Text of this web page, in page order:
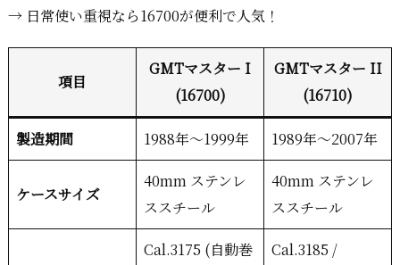
→ 日常使い重視なら16700が便利で人気！
項目
GMTマスター I
(16700)
GMTマスター II
(16710)
製造期間 1988年〜1999年 1989年〜2007年
ケースサイズ
40mm ステンレ
ススチール
40mm ステンレ
ススチール
Cal.3175 (自動巻
Cal.3185 /